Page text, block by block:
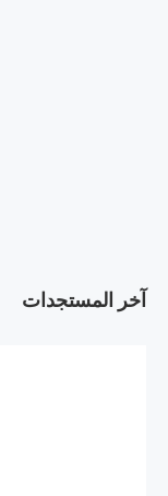
آخر المستجدات